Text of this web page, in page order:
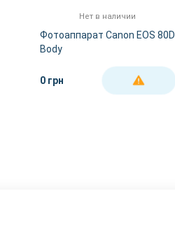
Нет в наличии
Фотоаппарат Canon EOS 80D
Body
0 грн ДЕТАЛЬНЕЕ